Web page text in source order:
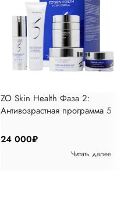
ZO Skin Health Фаза 2:
Антивозрастная программа 5
24 000₽
Читать далее